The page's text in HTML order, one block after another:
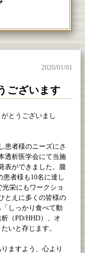
ございます
2020/01/01
とうございまし
患者様のニーズにさ
透析医学会にて当施
表ができました。腹
患者様も10名に達し
栄にもワークショ
とえに多くの皆様の
しっかり食べて動
（PD/HHD）、オ
いと存じます。
ますよう、心より